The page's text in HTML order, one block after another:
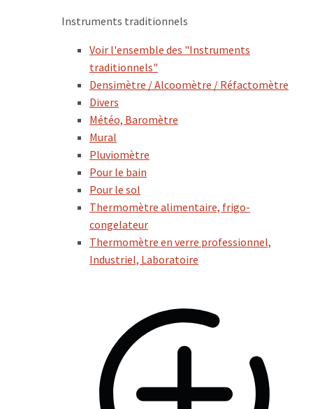
Instruments traditionnels
Voir l'ensemble des "Instruments
traditionnels"
Densimètre / Alcoomètre / Réfactomètre
Divers
Météo, Baromètre
Mural
Pluviomètre
Pour le bain
Pour le sol
Thermomètre alimentaire, frigo-
congelateur
Thermomètre en verre professionnel,
Industriel, Laboratoire